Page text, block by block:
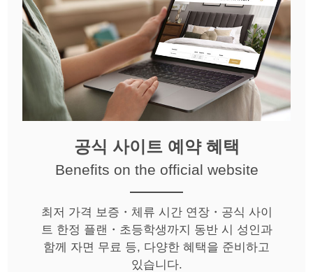
공식 사이트 예약 혜택
Benefits on the official website
최저 가격 보증・체류 시간 연장・공식 사이
트 한정 플랜・초등학생까지 동반 시 성인과
함께 자면 무료 등, 다양한 혜택을 준비하고
있습니다.